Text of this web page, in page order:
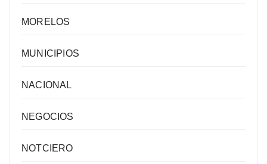
MORELOS
MUNICIPIOS
NACIONAL
NEGOCIOS
NOTCIERO